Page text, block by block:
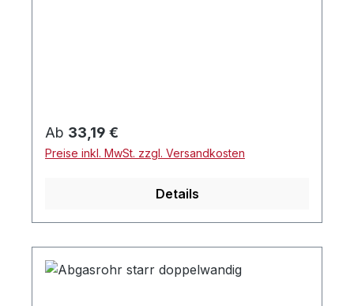
Regulärer Preis:
Ab 33,19 €
Preise inkl. MwSt. zzgl. Versandkosten
Details